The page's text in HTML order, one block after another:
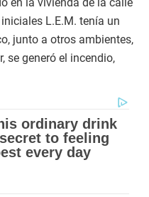
L.E.M. tenía un
junto a otros ambientes,
se generó el incendio,